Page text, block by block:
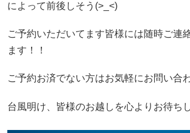
によって前後しそう(>_<)
ご予約いただいてます皆様には随時ご連
ます！！
ご予約お済でない方はお気軽にお問い合
台風明け、皆様のお越しを心よりお待ち